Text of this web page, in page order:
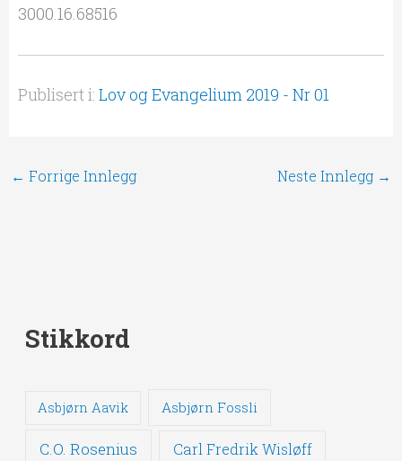
3000.16.68516
Publisert i: Lov og Evangelium 2019 - Nr 01
← Forrige Innlegg Neste Innlegg →
Stikkord
Asbjørn Aavik Asbjørn Fossli
C.O. Rosenius Carl Fredrik Wisløff